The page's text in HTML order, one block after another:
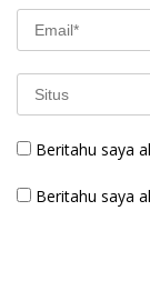
Beritahu saya
Beritahu saya